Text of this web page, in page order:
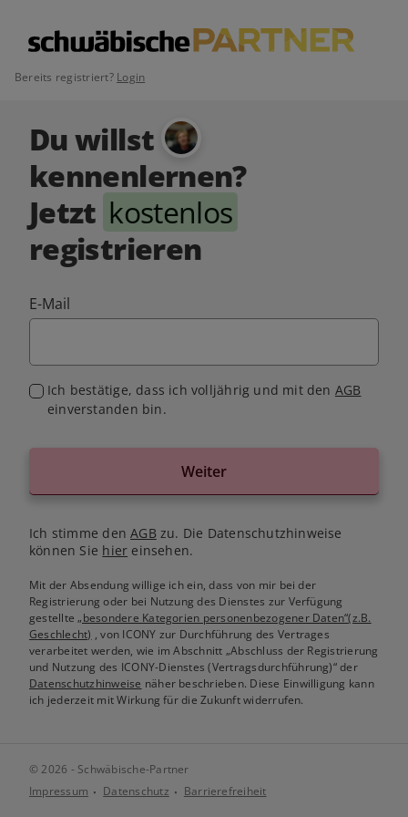
Bereits registriert? Login
Du willst
kennenlernen?
Jetzt kostenlos
registrieren
E-Mail
Ich bestätige, dass ich volljährig und mit den AGB
einverstanden bin.
Weiter
Ich stimme denAGB zu. Die Datenschutzhinweise
können Sie hier einsehen.
Mit der Absendung willige ich ein, dass von mir bei der
Registrierung oder bei Nutzung des Dienstes zur Verfügung
gestellte„besondere Kategorien personenbezogener Daten“(z.B.
Geschlecht) , von ICONY zur Durchführung des Vertrages
verarbeitet werden, wie im Abschnitt „Abschluss der Registrierung
und Nutzung des ICONY-Dienstes (Vertragsdurchführung)“ der
Datenschutzhinweise näher beschrieben. Diese Einwilligung kann
ich jederzeit mit Wirkung für die Zukunft widerrufen.
© 2026 - Schwäbische-Partner
Impressum
Datenschutz Barrierefreiheit